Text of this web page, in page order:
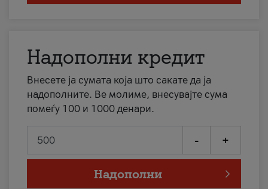
Надополни кредит
Внесете ја сумата која што сакате да ја
надополните. Ве молиме, внесувајте сума
помеѓу 100 и 1000 денари.
- +
Надополни